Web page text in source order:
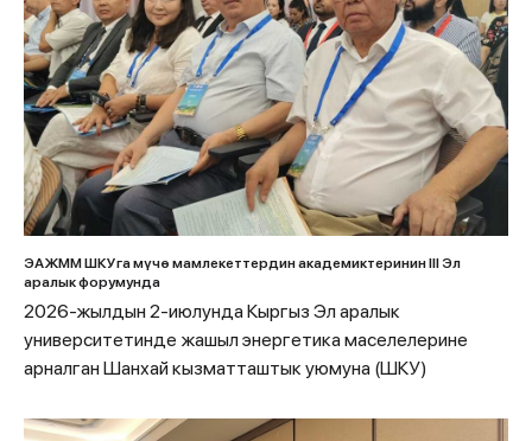
ЭАЖММ ШКУга мүчө мамлекеттердин академиктеринин III Эл
аралык форумунда
2026-жылдын 2-июлунда Кыргыз Эл аралык
университетинде жашыл энергетика маселелерине
арналган Шанхай кызматташтык уюмуна (ШКУ)